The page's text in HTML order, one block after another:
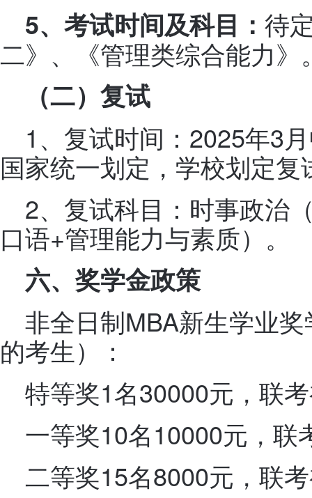
5、考试时间及科目： 待
二》、《管理类综合能力》
（二）复试
1、复试时间：2025年3
国家统一划定，学校划定
2、复试科目：时事政治
口语+管理能力与素质）。
六、奖学金政策
非全日制MBA新生学业
的考生）：
特等奖1名30000元，联
一等奖10名10000元，联
二等奖15名8000元，联